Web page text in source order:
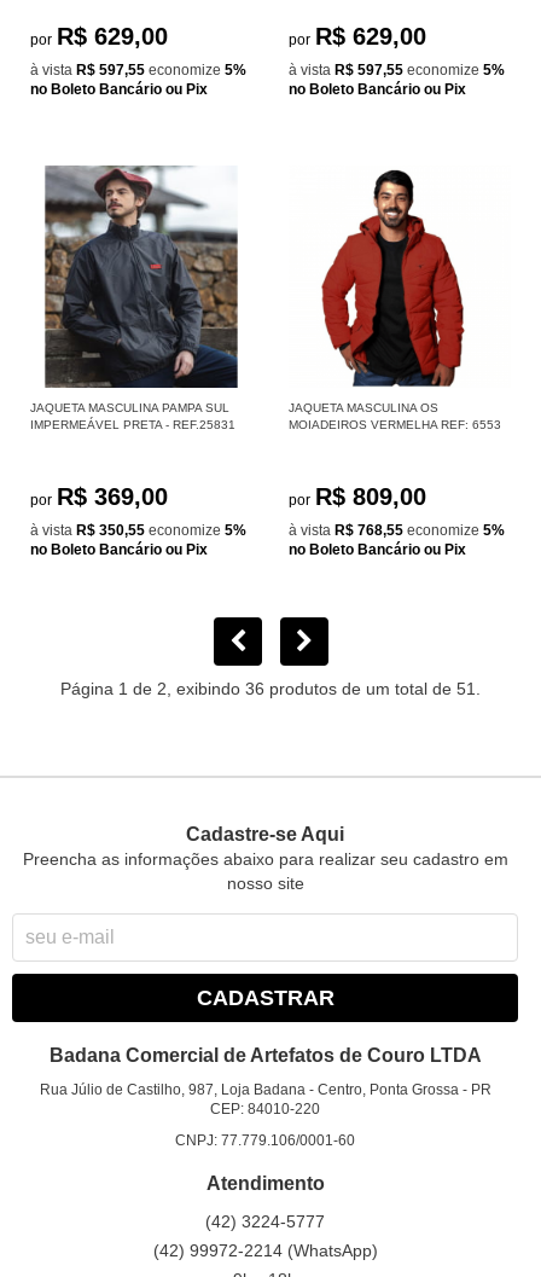
por R$ 629,00
à vista R$ 597,55 economize 5%
no Boleto Bancário ou Pix
por R$ 629,00
à vista R$ 597,55 economize 5%
no Boleto Bancário ou Pix
JAQUETA MASCULINA PAMPA SUL
IMPERMEÁVEL PRETA - REF.25831
por R$ 369,00
à vista R$ 350,55 economize 5%
no Boleto Bancário ou Pix
JAQUETA MASCULINA OS
MOIADEIROS VERMELHA REF: 6553
por R$ 809,00
à vista R$ 768,55 economize 5%
no Boleto Bancário ou Pix
Página 1 de 2, exibindo 36 produtos de um total de 51.
Cadastre-se Aqui
Preencha as informações abaixo para realizar seu cadastro em
nosso site
CADASTRAR
Badana Comercial de Artefatos de Couro LTDA
Rua Júlio de Castilho, 987, Loja Badana- Centro, Ponta Grossa- PR
CEP: 84010-220
CNPJ: 77.779.106/0001-60
Atendimento
(42) 3224-5777
(42) 99972-2214 (WhatsApp)